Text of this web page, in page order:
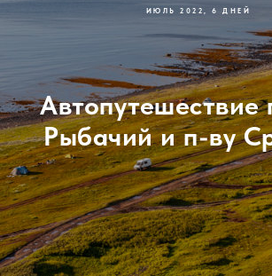
ИЮЛЬ 2022, 6 ДНЕЙ
Автопутешествие
Рыбачий и п-ву